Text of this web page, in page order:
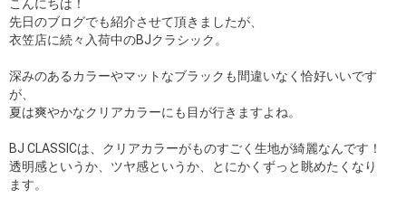
こんにちは！
先日のブログでも紹介させて頂きましたが、
衣笠店に続々入荷中のBJクラシック。
深みのあるカラーやマットなブラックも間違いなく恰好いいです
が、
夏は爽やかなクリアカラーにも目が行きますよね。
BJ CLASSICは、クリアカラーがものすごく生地が綺麗なんです！
透明感というか、ツヤ感というか、とにかくずっと眺めたくなり
ます。